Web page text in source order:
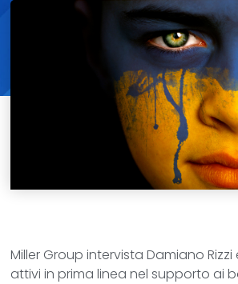
Miller Group intervista Damiano
attivi in prima linea nel supporto ai